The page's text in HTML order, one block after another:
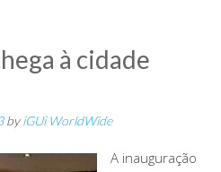
à cidade
byiGUi WorldWide
A inauguração